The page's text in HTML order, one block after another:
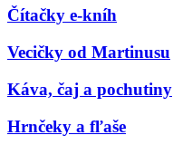
Čítačky e-kníh
Vecičky od Martinusu
Káva, čaj a pochutiny
Hrnčeky a fľaše